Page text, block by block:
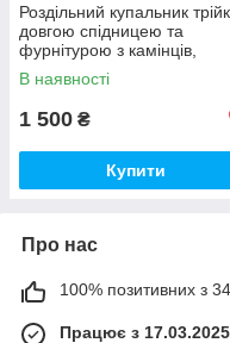
Роздільний купальник
довгою спідницею та
фурнітурою з камінців,
фісташка, S
В наявності
1 500 ₴
Купити
Про нас
100% позитивних з 34
Працює з 17.03.2025